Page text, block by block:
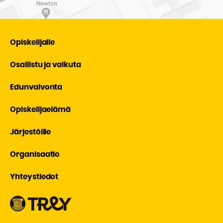
Opiskelijalle
Osallistu ja vaikuta
Edunvalvonta
Opiskelijaelämä
Järjestöille
Organisaatio
Yhteystiedot